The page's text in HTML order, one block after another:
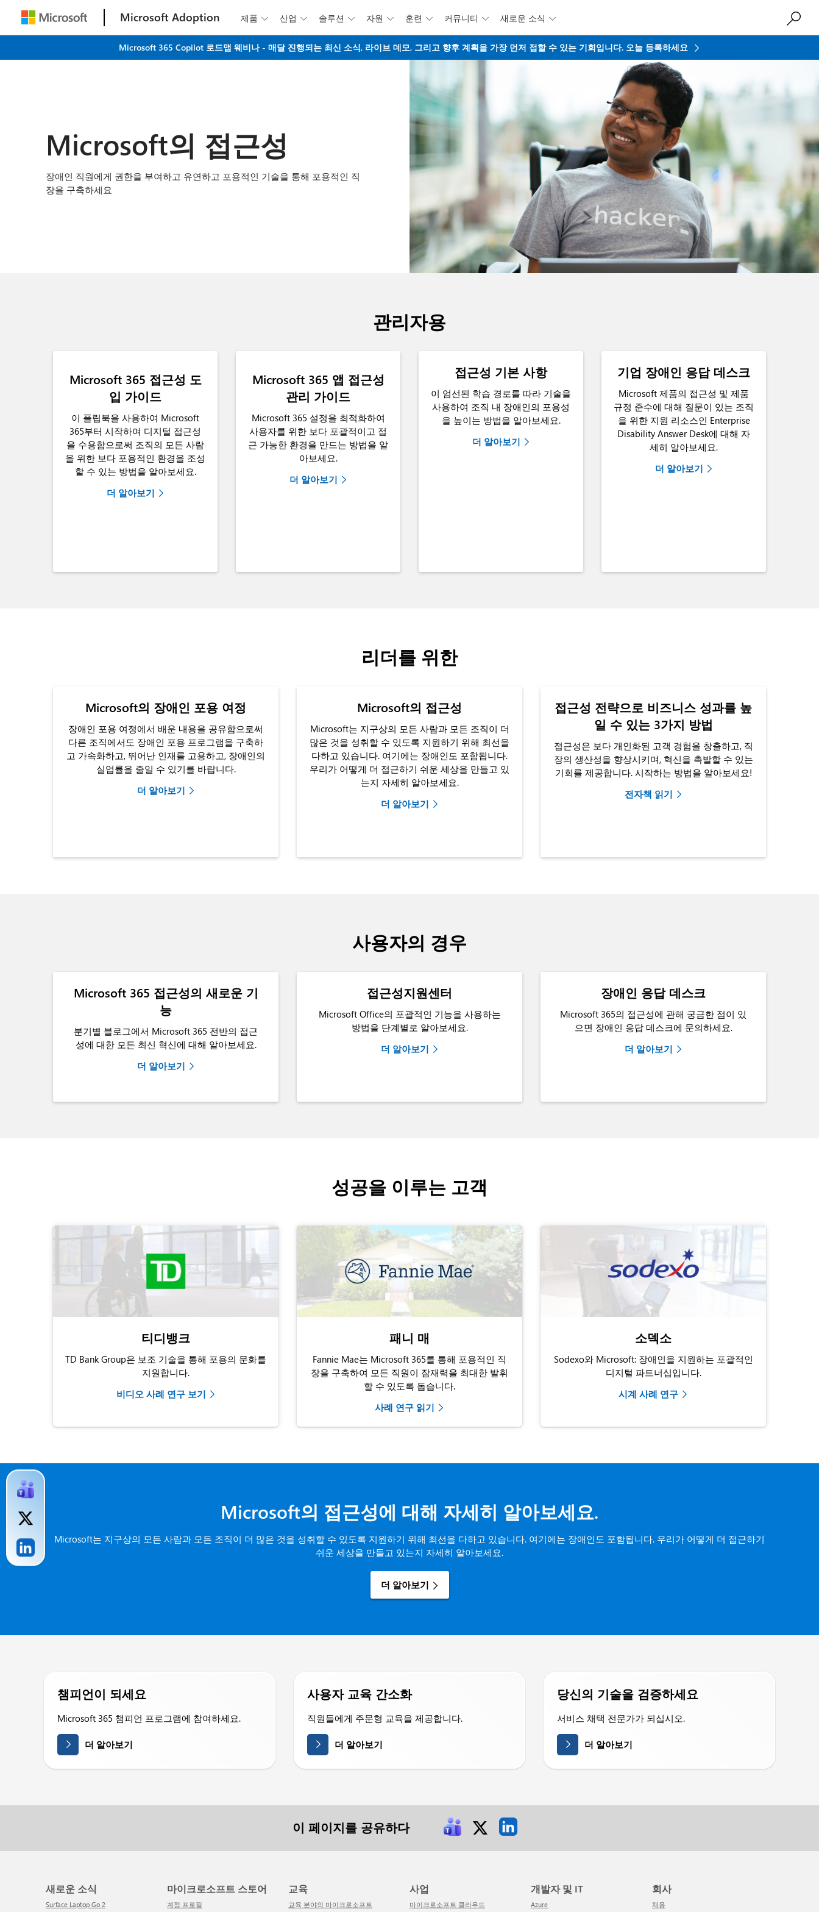
주요 콘텐츠로 건너뛰기
Microsoft Adoption 제품  산업  솔루션  자원  훈련  커뮤니티  새로운 소식 
Microsoft 365 Copilot 로드맵 웨비나 - 매달 진행되는 최신 소식, 라이브 데모, 그리고 향후 계획을 가장 먼저 접할 수 있는 기회입니다. 오늘 등록하세요
Microsoft의 접근성
장애인 직원에게 권한을 부여하고 유연하고 포용적인 기술을 통해 포용적인 직
장을 구축하세요
관리자용
Microsoft 365 접근성 도
입 가이드
이 플립북을 사용하여 Microsoft
365부터 시작하여 디지털 접근성
을 수용함으로써 조직의 모든 사람
을 위한 보다 포용적인 환경을 조성
할 수 있는 방법을 알아보세요.
더 알아보기
Microsoft 365 앱 접근성
관리 가이드
Microsoft 365 설정을 최적화하여
사용자를 위한 보다 포괄적이고 접
근 가능한 환경을 만드는 방법을 알
아보세요.
더 알아보기
접근성 기본 사항
이 엄선된 학습 경로를 따라 기술을
사용하여 조직 내 장애인의 포용성
을 높이는 방법을 알아보세요.
더 알아보기
기업 장애인 응답 데스크
Microsoft 제품의 접근성 및 제품
규정 준수에 대해 질문이 있는 조직
을 위한 지원 리소스인 Enterprise
Disability Answer Desk에 대해 자
세히 알아보세요.
더 알아보기
리더를 위한
Microsoft의 장애인 포용 여정
장애인 포용 여정에서 배운 내용을 공유함으로써
다른 조직에서도 장애인 포용 프로그램을 구축하
고 가속화하고, 뛰어난 인재를 고용하고, 장애인의
실업률을 줄일 수 있기를 바랍니다.
더 알아보기
Microsoft의 접근성
Microsoft는 지구상의 모든 사람과 모든 조직이 더
많은 것을 성취할 수 있도록 지원하기 위해 최선을
다하고 있습니다. 여기에는 장애인도 포함됩니다.
우리가 어떻게 더 접근하기 쉬운 세상을 만들고 있
는지 자세히 알아보세요.
더 알아보기
접근성 전략으로 비즈니스 성과를 높
일 수 있는 3가지 방법
접근성은 보다 개인화된 고객 경험을 창출하고, 직
장의 생산성을 향상시키며, 혁신을 촉발할 수 있는
기회를 제공합니다. 시작하는 방법을 알아보세요!
전자책 읽기
사용자의 경우
Microsoft 365 접근성의 새로운 기
능
분기별 블로그에서 Microsoft 365 전반의 접근
성에 대한 모든 최신 혁신에 대해 알아보세요.
더 알아보기
접근성지원센터
Microsoft Office의 포괄적인 기능을 사용하는
방법을 단계별로 알아보세요.
더 알아보기
장애인 응답 데스크
Microsoft 365의 접근성에 관해 궁금한 점이 있
으면 장애인 응답 데스크에 문의하세요.
더 알아보기
성공을 이루는 고객
티디뱅크
TD Bank Group은 보조 기술을 통해 포용의 문화를
지원합니다.
비디오 사례 연구 보기
패니 매
Fannie Mae는 Microsoft 365를 통해 포용적인 직
장을 구축하여 모든 직원이 잠재력을 최대한 발휘
할 수 있도록 돕습니다.
사례 연구 읽기
소덱소
Sodexo와 Microsoft: 장애인을 지원하는 포괄적인
디지털 파트너십입니다.
시계 사례 연구
Microsoft의 접근성에 대해 자세히 알아보세요.
Microsoft는 지구상의 모든 사람과 모든 조직이 더 많은 것을 성취할 수 있도록 지원하기 위해 최선을 다하고 있습니다. 여기에는 장애인도 포함됩니다. 우리가 어떻게 더 접근하기
쉬운 세상을 만들고 있는지 자세히 알아보세요.
더 알아보기
챔피언이 되세요
Microsoft 365 챔피언 프로그램에 참여하세요.
더 알아보기
사용자 교육 간소화
직원들에게 주문형 교육을 제공합니다.
더 알아보기
당신의 기술을 검증하세요
서비스 채택 전문가가 되십시오.
더 알아보기
이 페이지를 공유하다
새로운 소식
Surface Laptop Go 2
마이크로소프트 스토어
계정 프로필
교육
교육 분야의 마이크로소프트
사업
마이크로소프트 클라우드
개발자 및 IT
Azure
회사
채용